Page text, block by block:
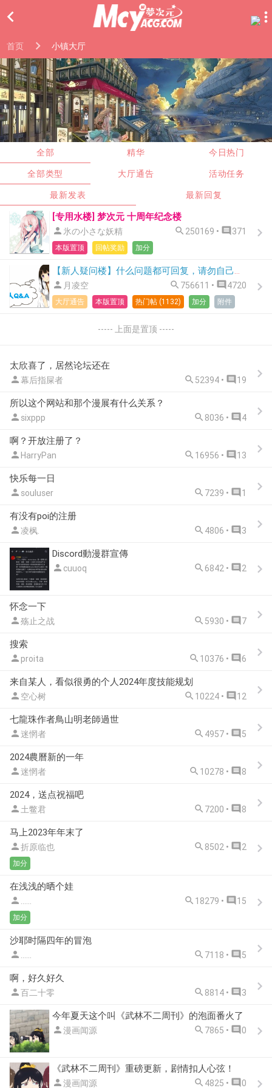

首页 小镇大厅
全部 精华
今日热门
全部类型
大厅通告
活动任务
最新发表
最新回复
[专用水楼] 梦次元 十周年纪念楼
氷の小さな妖精  250169 •  371
本版置顶 回帖奖励 加分
【新人疑问楼】什么问题都可回复，请勿自己开贴发问
 月凌空  756611 •  4720
大厅通告 本版置顶 热门帖 (1132) 加分 附件
----- 上面是置顶 -----
太欣喜了，居然论坛还在
幕后指屎者  52394 •  19
所以这个网站和那个漫展有什么关系？
 sixppp  8036 •  4
啊？开放注册了？
 HarryPan  16956 •  13
快乐每一日
 souluser  7239 •  1
有没有poi的注册
凌枫.  4806 •  3
Discord動漫群宣傳
 cuuoq  6842 •  2
怀念一下
殇止之战  5930 •  7
搜索
 proita  10376 •  6
来自某人，看似很勇的个人2024年度技能规划
 空心树  10224 •  12
七龍珠作者鳥山明老師過世
迷惘者  4957 •  5
2024農曆新的一年
迷惘者  10278 •  8
2024，送点祝福吧
 土鳖君  7200 •  8
马上2023年年末了
折原临也  8502 •  2
加分
在浅浅的晒个娃
 ......  18279 •  15
加分
沙耶时隔四年的冒泡
 ......  7118 •  5
啊，好久好久
百二十零  8814 •  3
今年夏天这个叫《武林不二周刊》的泡面番火了
漫画闻源  7865 •  0
《武林不二周刊》重磅更新，剧情扣人心弦！
漫画闻源  4825 •  0